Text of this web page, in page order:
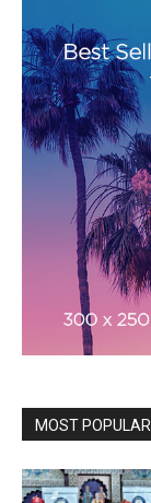
MOST POPULAR